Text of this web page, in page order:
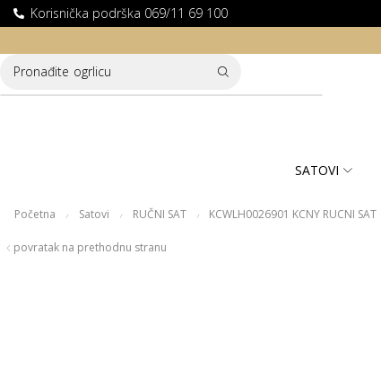
Korisnička podrška 069/11 69 100
DOSTAVA ZA KUPOVINE PREKO 10.000 RSD
Pronađite narukvicu
SATOVI
Početna / Satovi / RUČNI SAT / KCWLH0026901 KCNY RUCNI SAT
povratak na prethodnu stranu